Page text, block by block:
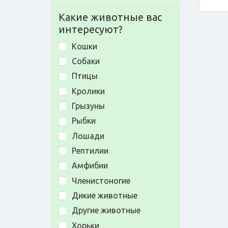
Какие животные вас
интересуют?
Кошки
Собаки
Птицы
Кролики
Грызуны
Рыбки
Лошади
Рептилии
Амфибии
Членистоногие
Дикие животные
Другие животные
Хорьки